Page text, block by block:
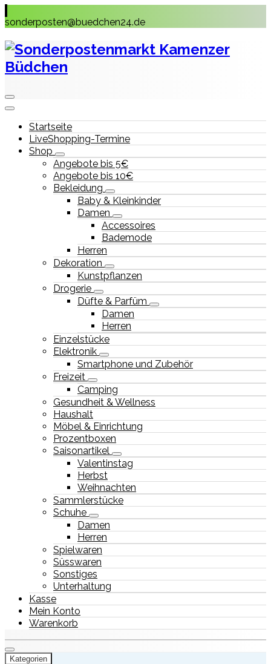
to
sonderposten@buedchen24.de
Startseite
LiveShopping-Termine
Shop
Angebote bis 5€
Angebote bis 10€
Bekleidung
Baby & Kleinkinder
Damen
Accessoires
Bademode
Herren
Dekoration
Kunstpflanzen
Drogerie
Düfte & Parfüm
Damen
Herren
Einzelstücke
Elektronik
Smartphone und Zubehör
Freizeit
Camping
Gesundheit & Wellness
Haushalt
Möbel & Einrichtung
Prozentboxen
Saisonartikel
Valentinstag
Herbst
Weihnachten
Sammlerstücke
Schuhe
Damen
Herren
Spielwaren
Süsswaren
Sonstiges
Unterhaltung
Kasse
Mein Konto
Warenkorb
Kategorien